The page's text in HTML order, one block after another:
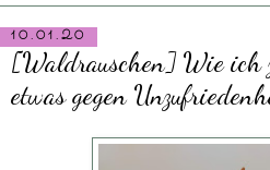
10.01.20
[Waldrauschen] Wie ich
etwas gegen